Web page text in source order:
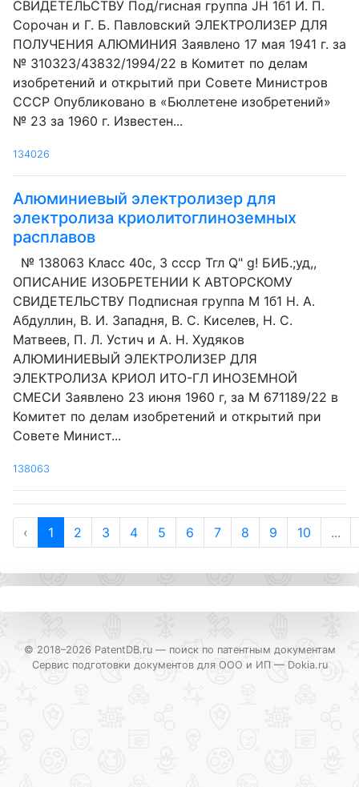
СВИДЕТЕЛЬСТВУ Под/гисная группа JH 1б1 И. П.
Сорочан и Г. Б. Павловский ЭЛЕКТРОЛИЗЕР ДЛЯ
ПОЛУЧЕНИЯ АЛЮМИНИЯ Заявлено 17 мая 1941 г. за
№ 310323/43832/1994/22 в Комитет по делам
изобретений и открытий при Совете Министров
СССР Опубликовано в «Бюллетене изобретений»
№ 23 за 1960 г. Известен...
134026
Алюминиевый электролизер для
электролиза криолитоглиноземных
расплавов
№ 138063 Класс 40с, 3 ссср Тгл Q" g! БИБ.;уд,,
ОПИСАНИЕ ИЗОБРЕТЕНИИ К АВТОРСКОМУ
СВИДЕТЕЛЬСТВУ Подписная группа М 1б1 Н. А.
Абдуллин, В. И. Западня, В. С. Киселев, Н. С.
Матвеев, П. Л. Устич и А. Н. Худяков
АЛЮМИНИЕВЫЙ ЭЛЕКТРОЛИЗЕР ДЛЯ
ЭЛЕКТРОЛИЗА КРИОЛ ИТО-ГЛ ИНОЗЕМНОЙ
СМЕСИ Заявлено 23 июня 1960 г, за М 671189/22 в
Комитет по делам изобретений и открытий при
Совете Минист...
138063
‹ 1 2 3 4 5 6 7 8 9 10 ...
© 2018–2026 PatentDB.ru — поиск по патентным документам
Сервис подготовки документов для ООО и ИП — Dokia.ru